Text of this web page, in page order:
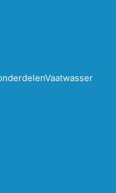
Vaatwasser